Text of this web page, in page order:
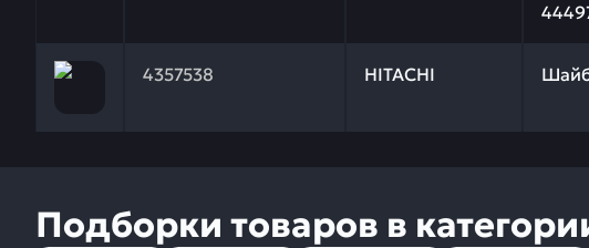
4357538 HITACHI
Заказывая запчасти у нас, вы получаете гарантию
Подборки товаров в